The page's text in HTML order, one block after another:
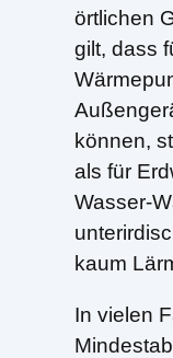
örtlichen
gilt, dass
können,
als für
Wasser-
kaum
In vielen